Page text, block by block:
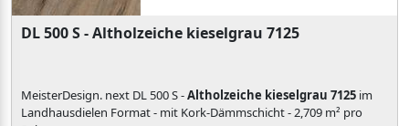
DL 500 S - Altholzeiche kieselgrau 7125
MeisterDesign. next DL 500 S -Altholzeiche kieselgrau 7125 im
Landhausdielen Format - mit Kork-Dämmschicht - 2,709 m² pro